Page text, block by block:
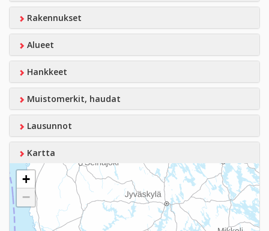
Rakennukset
Alueet
Hankkeet
Muistomerkit, haudat
Lausunnot
Kartta
+
−